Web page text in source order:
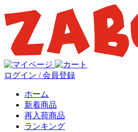
ログイン / 会員登録
ホーム
新着商品
再入荷商品
ランキング